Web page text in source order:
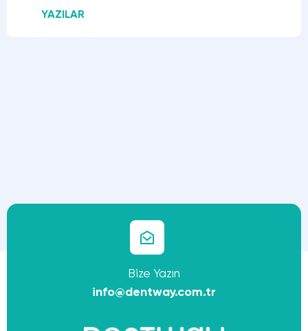
YAZILAR
Bize Yazın
info@dentway.com.tr